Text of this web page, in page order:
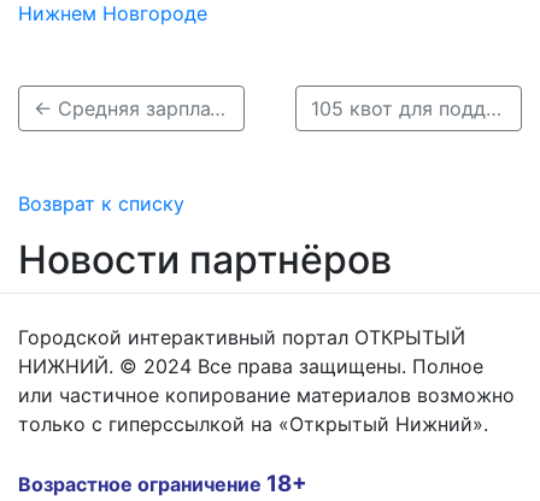
Нижнем Новгороде
← Средняя зарплата главного бухгалтера в Нижнем составляет 100 000 рублей 105 квот для поддержки студентов-медиков выделили в Нижегородской области →
Возврат к списку
Новости партнёров
Городской интерактивный портал ОТКРЫТЫЙ
НИЖНИЙ. © 2024 Все права защищены. Полное
или частичное копирование материалов возможно
только с гиперссылкой на «Открытый Нижний».
Возрастное ограничение 18+